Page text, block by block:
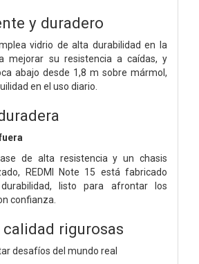
y duradero
vidrio de alta durabilidad en la
mejorar su resistencia a caídas, y
abajo desde 1,8 m sobre mármol,
en el uso diario.
de alta resistencia y un chasis
REDMI Note 15 está fabricado
listo para afrontar los
confianza.
calidad rigurosas
desafíos del mundo real